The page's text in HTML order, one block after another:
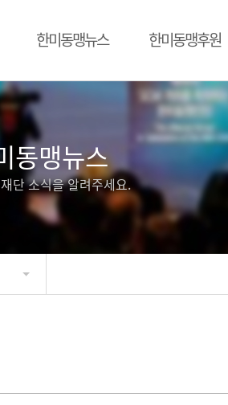
한미동맹뉴스 한미동맹후원
동맹뉴스
단 소식을 알려주세요.